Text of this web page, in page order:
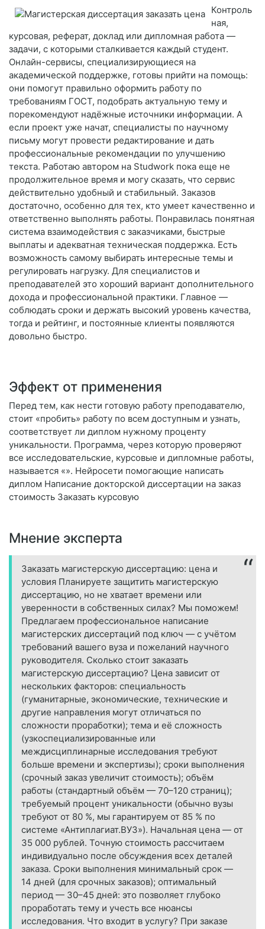
Контроль
ная,
курсовая, реферат, доклад или дипломная работа —
задачи, с которыми сталкивается каждый студент.
Онлайн-сервисы, специализирующиеся на
академической поддержке, готовы прийти на помощь:
они помогут правильно оформить работу по
требованиям ГОСТ, подобрать актуальную тему и
порекомендуют надёжные источники информации. А
если проект уже начат, специалисты по научному
письму могут провести редактирование и дать
профессиональные рекомендации по улучшению
текста. Работаю автором на Studwork пока еще не
продолжительное время и могу сказать, что сервис
действительно удобный и стабильный. Заказов
достаточно, особенно для тех, кто умеет качественно и
ответственно выполнять работы. Понравилась понятная
система взаимодействия с заказчиками, быстрые
выплаты и адекватная техническая поддержка. Есть
возможность самому выбирать интересные темы и
регулировать нагрузку. Для специалистов и
преподавателей это хороший вариант дополнительного
дохода и профессиональной практики. Главное —
соблюдать сроки и держать высокий уровень качества,
тогда и рейтинг, и постоянные клиенты появляются
довольно быстро.
Эффект от применения
Перед тем, как нести готовую работу преподавателю,
стоит «пробить» работу по всем доступным и узнать,
соответствует ли диплом нужному проценту
уникальности. Программа, через которую проверяют
все исследовательские, курсовые и дипломные работы,
называется «». Нейросети помогающие написать
диплом Написание докторской диссертации на заказ
стоимость Заказать курсовую
Мнение эксперта
Заказать магистерскую диссертацию: цена и
условия Планируете защитить магистерскую
диссертацию, но не хватает времени или
уверенности в собственных силах? Мы поможем!
Предлагаем профессиональное написание
магистерских диссертаций под ключ — с учётом
требований вашего вуза и пожеланий научного
руководителя. Сколько стоит заказать
магистерскую диссертацию? Цена зависит от
нескольких факторов: специальность
(гуманитарные, экономические, технические и
другие направления могут отличаться по
сложности проработки); тема и её сложность
(узкоспециализированные или
междисциплинарные исследования требуют
больше времени и экспертизы); сроки выполнения
(срочный заказ увеличит стоимость); объём
работы (стандартный объём — 70–120 страниц);
требуемый процент уникальности (обычно вузы
требуют от 80 %, мы гарантируем от 85 % по
системе «Антиплагиат.ВУЗ»). Начальная цена — от
35 000 рублей. Точную стоимость рассчитаем
индивидуально после обсуждения всех деталей
заказа. Сроки выполнения минимальный срок —
14 дней (для срочных заказов); оптимальный
период — 30–45 дней: это позволяет глубоко
проработать тему и учесть все нюансы
исследования. Что входит в услугу? При заказе